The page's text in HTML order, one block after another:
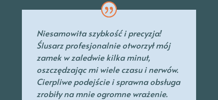
Niesamowita szybkość i precyzja!
Ślusarz profesjonalnie otworzył mój
zamek w zaledwie kilka minut,
oszczędzając mi wiele czasu i nerwów.
Cierpliwe podejście i sprawna obsługa
zrobiły na mnie ogromne wrażenie.